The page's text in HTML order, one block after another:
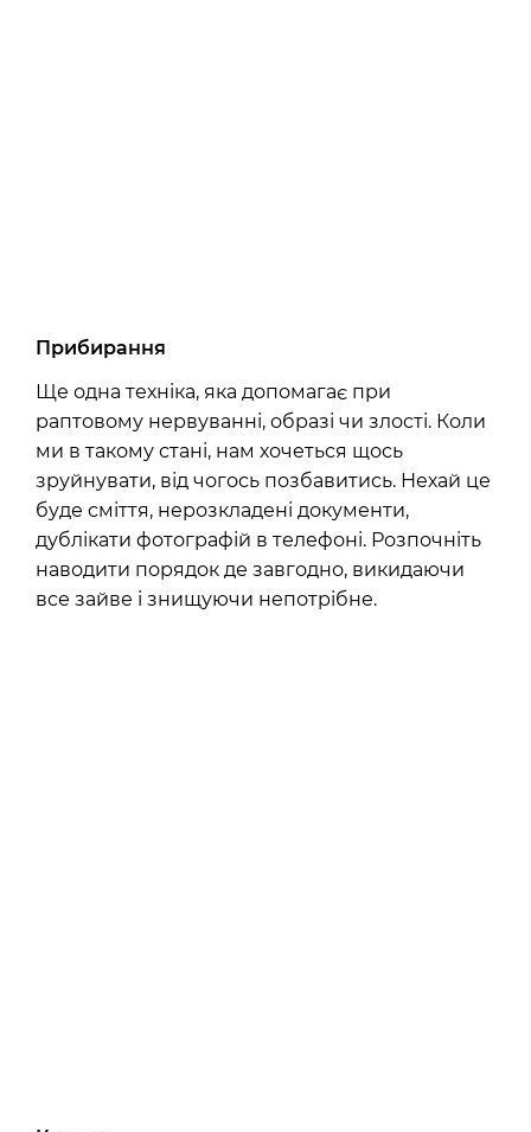
Прибирання
Ще одна техніка, яка допомагає при
раптовому нервуванні, образі чи злості. Коли
ми в такому стані, нам хочеться щось
зруйнувати, від чогось позбавитись. Нехай це
буде сміття, нерозкладені документи,
дублікати фотографій в телефоні. Розпочніть
наводити порядок де завгодно, викидаючи
все зайве і знищуючи непотрібне.